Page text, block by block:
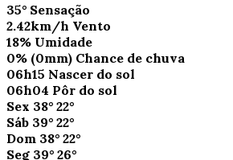
35° Sensação
2.42km/h Vento
18% Umidade
0% (0mm) Chance de chuva
06h15 Nascer do sol
06h04 Pôr do sol
Sex 38° 22°
Sáb 39° 22°
Dom 38° 22°
Seg 39° 26°